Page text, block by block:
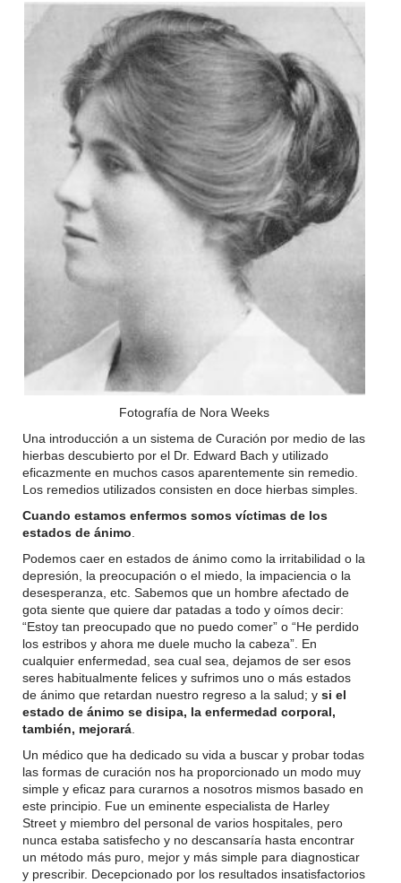
Fotografía de Nora Weeks
Una introducción a un sistema de Curación por medio de las
hierbas descubierto por el Dr. Edward Bach y utilizado
eficazmente en muchos casos aparentemente sin remedio.
Los remedios utilizados consisten en doce hierbas simples.
Cuando estamos enfermos somos víctimas de los
estados de ánimo
Podemos caer en estados de ánimo como la irritabilidad o la
depresión, la preocupación o el miedo, la impaciencia o la
desesperanza, etc. Sabemos que un hombre afectado de
gota siente que quiere dar patadas a todo y oímos decir:
“Estoy tan preocupado que no puedo comer” o “He perdido
los estribos y ahora me duele mucho la cabeza”. En
cualquier enfermedad, sea cual sea, dejamos de ser esos
seres habitualmente felices y sufrimos uno o más estados
de ánimo que retardan nuestro regreso a la salud; y si el
estado de ánimo se disipa, la enfermedad corporal,
también, mejorará
Un médico que ha dedicado su vida a buscar y probar todas
las formas de curación nos ha proporcionado un modo muy
simple y eficaz para curarnos a nosotros mismos basado en
este principio. Fue un eminente especialista de Harley
Street y miembro del personal de varios hospitales, pero
nunca estaba satisfecho y no descansaría hasta encontrar
un método más puro, mejor y más simple para diagnosticar
y prescribir. Decepcionado por los resultados insatisfactorios